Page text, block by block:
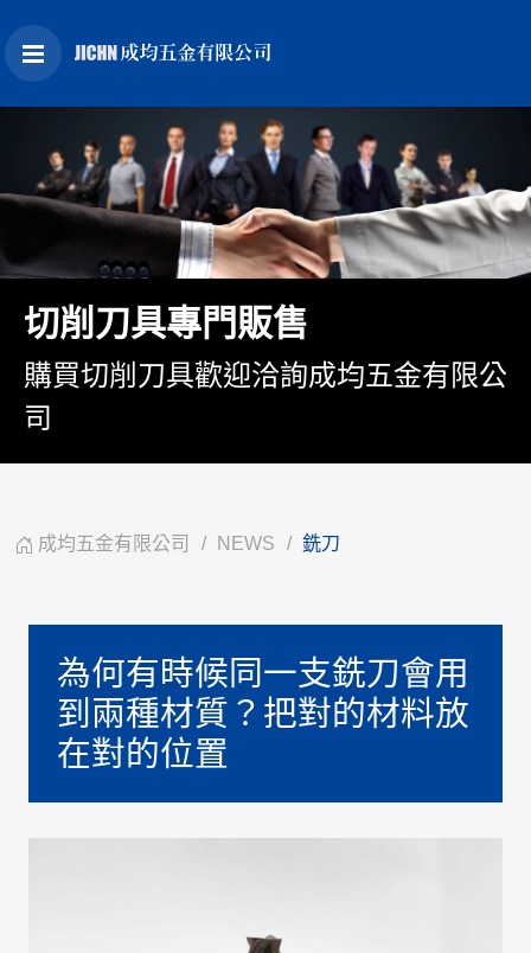
切削刀具專門販售
購買切削刀具歡迎洽詢成均五金有限公
司
成均五金有限公司 NEWS 銑刀
為何有時候同一支銑刀會用
到兩種材質？把對的材料放
在對的位置